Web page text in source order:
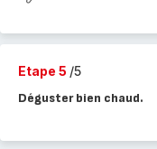
Etape 5 /5
Déguster bien chaud.